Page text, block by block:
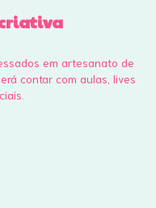
em artesanato de
contar com aulas, lives